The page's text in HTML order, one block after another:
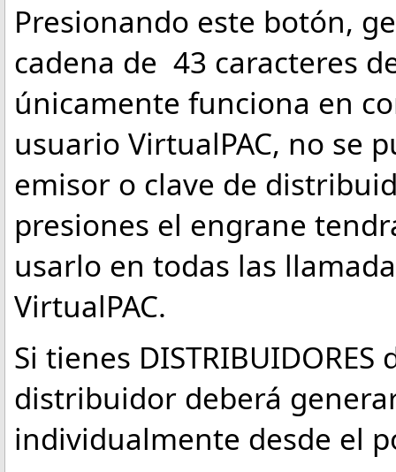
Presionando este botón,
cadena de 43 caracteres
únicamente funciona en
usuario VirtualPAC, no se
emisor o clave de
presiones el engrane
usarlo en todas las
VirtualPAC.
Si tienes
distribuidor deberá
individualmente desde el